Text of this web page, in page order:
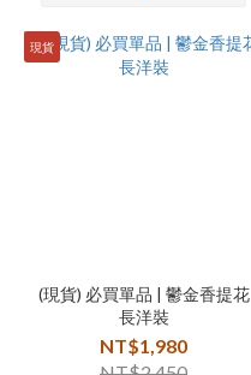
現貨
(現貨) 必買單品 | 鬱金香提花
長洋裝
NT$1,980